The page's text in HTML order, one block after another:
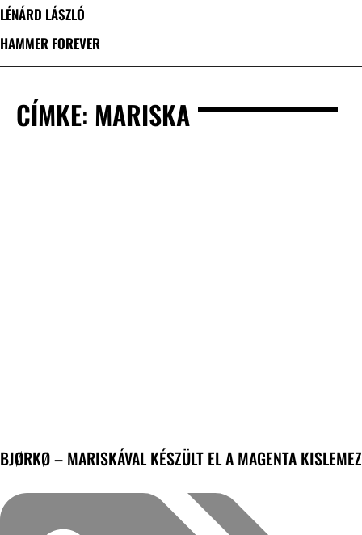
LÉNÁRD LÁSZLÓ
HAMMER FOREVER
CÍMKE: MARISKA
BJØRKØ – MARISKÁVAL KÉSZÜLT EL A MAGENTA KISLEMEZ